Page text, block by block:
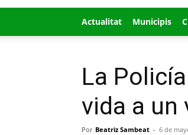
Actualitat Municipis
La
vida a
Por Beatriz Sambeat - 6 de